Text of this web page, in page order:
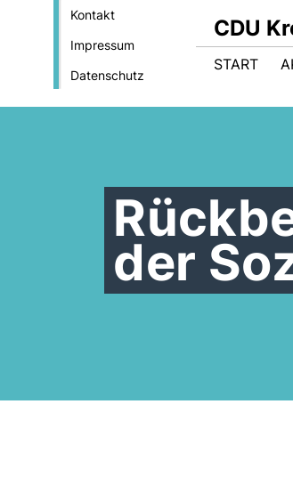
Kontakt
Impressum
Datenschutz
CDU
START
der